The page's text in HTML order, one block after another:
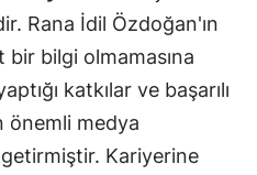
Rana İdil Özdoğan'ın
bir bilgi olmamasına
katkılar ve başarılı
önemli medya
Kariyerine